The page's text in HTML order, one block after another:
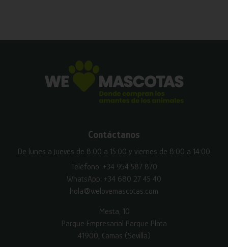
Contáctanos
De lunes a jueves de 8:00 a 15:00 y viernes de 8:00 a 14:00
Teléfono: +34 954 587 870
WhatsApp: +34 680 27 45 40
hola@welovemascotas.com
Mesta, 10
Parque Empresarial Parque Plata
41900, Camas (Sevilla)